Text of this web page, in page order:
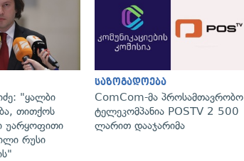
"ყალბი
თითქოს
უარყოფითი
რუსი
საზოგადოება
ComCom-მა პროსამთავრობო
ტელეკომპანია POSTV 2 500
ლარით დააჯარიმა